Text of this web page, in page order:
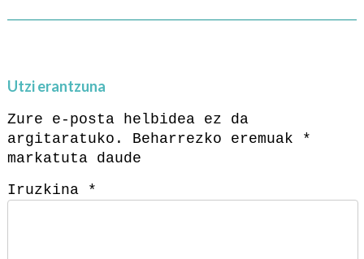
Utzi erantzuna
Zure e-posta helbidea ez da
argitaratuko.
Beharrezko eremuak
*
markatuta daude
Iruzkina
*